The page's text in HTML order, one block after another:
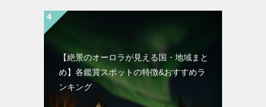
【絶景のオーロラが見える国・地域まと
め】各鑑賞スポットの特徴&おすすめラ
ンキング